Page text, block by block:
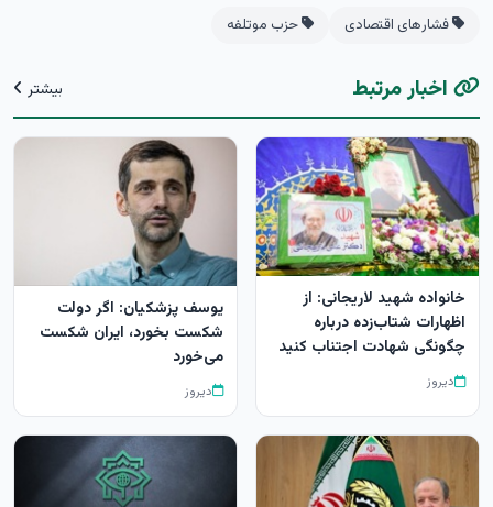
فشار‌های اقتصادی حزب موتلفه
اخبار مرتبط بیشتر
خانواده شهید لاریجانی: از
اظهارات شتاب‌زده درباره
چگونگی شهادت اجتناب کنید
دیروز
یوسف پزشکیان: اگر دولت
شکست بخورد، ایران شکست
می‌خورد
دیروز